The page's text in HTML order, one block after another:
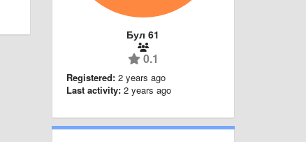
Бул 61
0.1
Registered: 2 years ago
Last activity: 2 years ago